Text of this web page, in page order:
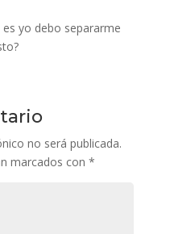
yo debo separarme
no será publicada.
marcados con *